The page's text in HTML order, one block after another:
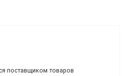
поставщиком товаров